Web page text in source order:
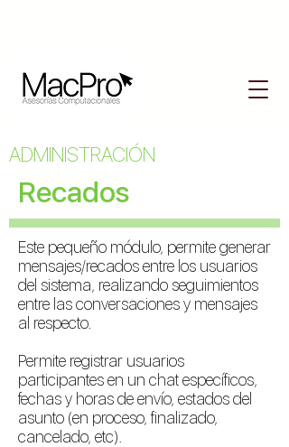
Recados
Este pequeño módulo, permite generar
mensajes/recados entre los usuarios
del sistema, realizando seguimientos
entre las conversaciones y mensajes
al respecto.
Permite registrar usuarios
participantes en un chat específicos,
fechas y horas de envío, estados del
asunto (en proceso, finalizado,
cancelado, etc).
ADMINISTRACIÓN